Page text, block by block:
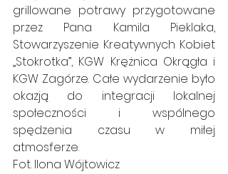
grillowane potrawy przygotowane
przez Pana Kamila Pieklaka,
Stowarzyszenie Kreatywnych Kobiet
„Stokrotka”, KGW Krężnica Okrągła i
KGW Zagórze. Całe wydarzenie było
okazją do integracji lokalnej
społeczności i wspólnego
spędzenia czasu w miłej
atmosferze.
Fot. Ilona Wójtowicz